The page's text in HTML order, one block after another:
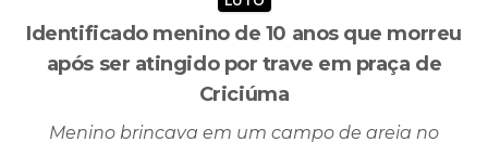
LUTO
Identificado menino de 10 anos que morreu
após ser atingido por trave em praça de